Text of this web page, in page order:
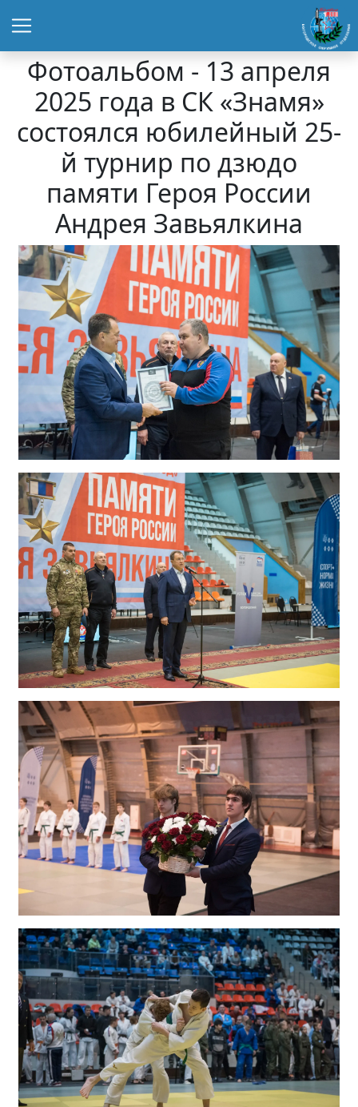
Фотоальбом - 13 апреля
2025 года в СК «Знамя»
состоялся юбилейный 25-
й турнир по дзюдо
памяти Героя России
Андрея Завьялкина